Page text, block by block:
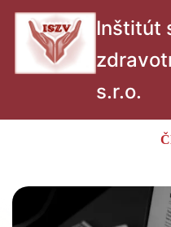
Inštitút
s.r.o.